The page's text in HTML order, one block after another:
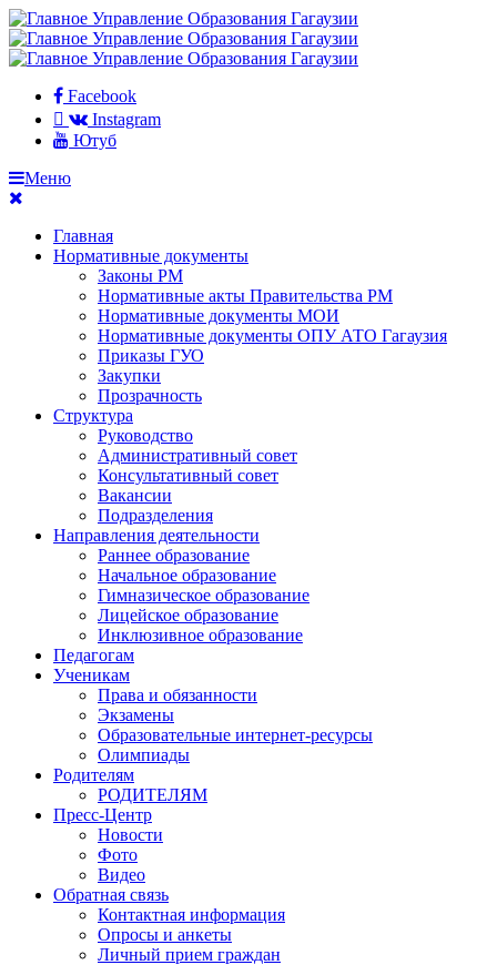
Facebook
Instagram
Ютуб
Меню
Главная
Нормативные документы
Законы РМ
Нормативные акты Правительства РМ
Нормативные документы МОИ
Нормативные документы ОПУ АТО Гагаузия
Приказы ГУО
Закупки
Прозрачность
Структура
Руководство
Административный совет
Консультативный совет
Вакансии
Подразделения
Направления деятельности
Раннее образование
Начальное образование
Гимназическое образование
Лицейское образование
Инклюзивное образование
Педагогам
Ученикам
Права и обязанности
Экзамены
Образовательные интернет-ресурсы
Олимпиады
Родителям
РОДИТЕЛЯМ
Пресс-Центр
Новости
Фото
Видео
Обратная связь
Контактная информация
Опросы и анкеты
Личный прием граждан